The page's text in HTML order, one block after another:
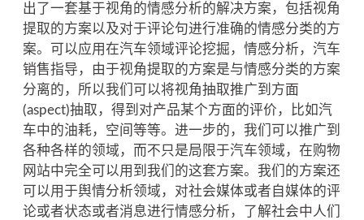
出了一套基于视角的情感分析的解决方案，包括视角
提取的方案以及对于评论句进行准确的情感分类的方
案。可以应用在汽车领域评论挖掘，情感分析，汽车
销售指导，由于视角提取的方案是与情感分类的方案
分离的，所以我们可以将视角抽取推广到方面
(aspect)抽取，得到对产品某个方面的评价，比如汽
车中的油耗，空间等等。进一步的，我们可以推广到
各种各样的领域，而不只是局限于汽车领域，在购物
网站中完全可以用到我们的这套方案。我们的方案还
可以用于舆情分析领域，对社会媒体或者自媒体的评
论或者状态或者消息进行情感分析，了解社会中人们